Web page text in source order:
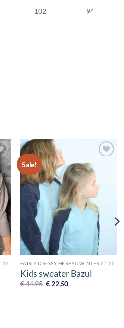
102 94
22
Sale!
Toevoegen
aan
wensenlijst
FAIRLY DRESSY HERFST/WINTER 21-22
Kids sweater Bazul
€44,95 Original
price
€22,50Current